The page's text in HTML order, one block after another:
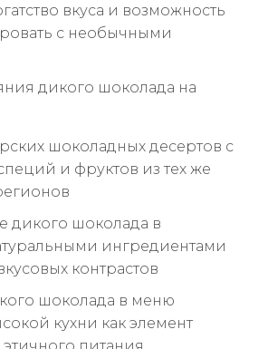
вкуса и возможность
с необычными
дикого шоколада на
шоколадных десертов с
и фруктов из тех же
дикого шоколада в
ингредиентами
контрастов
шоколада в меню
кухни как элемент
питания